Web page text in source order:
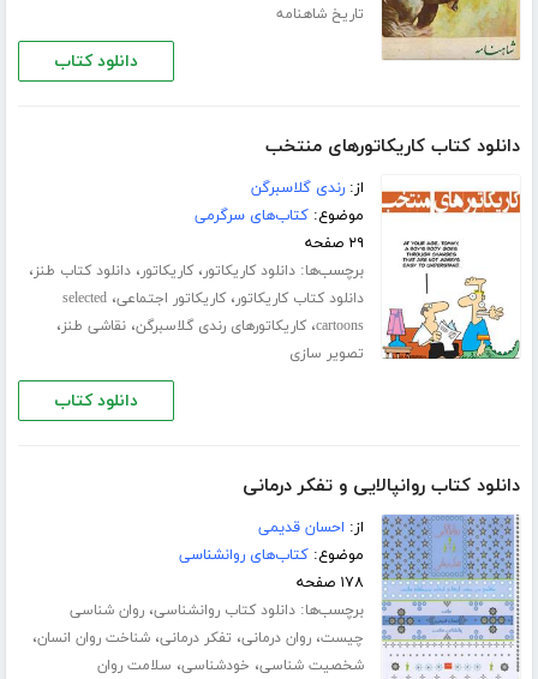
تاریخ شاهنامه
دانلود کتاب
دانلود کتاب کاریکاتورهای منتخب
از:رندی گلاسبرگن
موضوع:کتاب‌های سرگرمی
۲۹ صفحه
برچسب‌ها:دانلود کاریکاتور،کاریکاتور،دانلود کتاب طنز،
دانلود کتاب کاریکاتور،کاریکاتور اجتماعی،selected
cartoons،کاریکاتورهای رندی گلاسبرگن،نقاشی طنز،
تصویر سازی
دانلود کتاب
دانلود کتاب روانپالایی و تفکر درمانی
از: احسان قدیمی
موضوع:کتاب‌های روانشناسی
۱۷۸ صفحه
برچسب‌ها:دانلود کتاب روانشناسی،روان شناسی
چیست،روان درمانی، تفکر درمانی،شناخت روان انسان،
شخصیت شناسی، خودشناسی، سلامت روان